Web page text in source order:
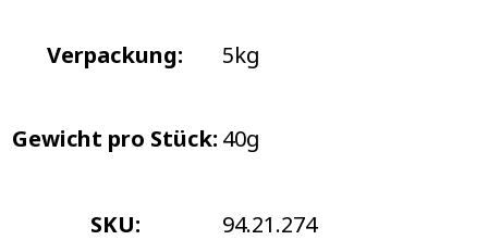
Verpackung: 5kg
Gewicht pro Stück: 40g
SKU: 94.21.274